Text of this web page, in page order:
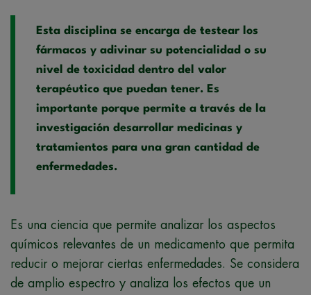
Esta disciplina se encarga de testear los
fármacos y adivinar su potencialidad o su
nivel de toxicidad dentro del valor
terapéutico que puedan tener. Es
importante porque permite a través de la
investigación desarrollar medicinas y
tratamientos para una gran cantidad de
enfermedades.
Es una ciencia que permite analizar los aspectos
químicos relevantes de un medicamento que permita
reducir o mejorar ciertas enfermedades. Se considera
de amplio espectro y analiza los efectos que un